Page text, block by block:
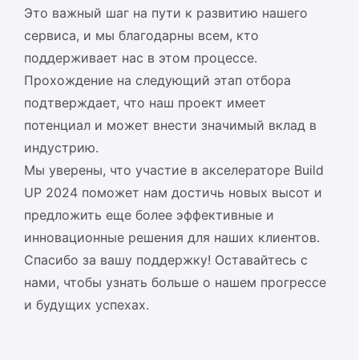
Это важный шаг на пути к развитию нашего
сервиса, и мы благодарны всем, кто
поддерживает нас в этом процессе.
Прохождение на следующий этап отбора
подтверждает, что наш проект имеет
потенциал и может внести значимый вклад в
индустрию.
Мы уверены, что участие в акселераторе Build
UP 2024 поможет нам достичь новых высот и
предложить еще более эффективные и
инновационные решения для наших клиентов.
Спасибо за вашу поддержку! Оставайтесь с
нами, чтобы узнать больше о нашем прогрессе
и будущих успехах.